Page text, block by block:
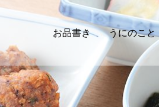
お品書き うにのこと